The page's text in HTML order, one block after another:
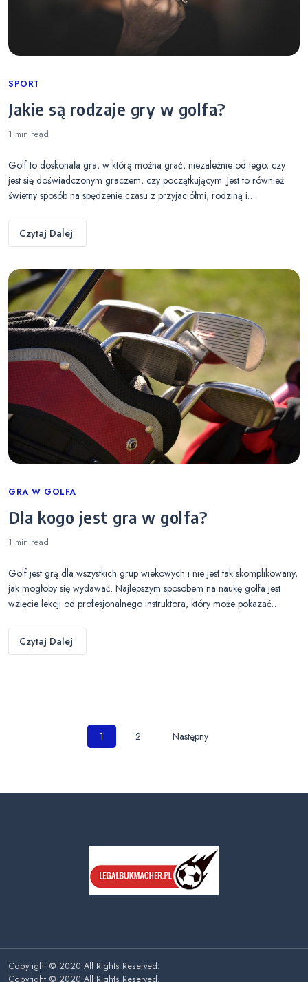
Categories
SPORT
Jakie są rodzaje gry w golfa?
1 min read
Golf to doskonała gra, w którą można grać, niezależnie od tego, czy
jest się doświadczonym graczem, czy początkującym. Jest to również
świetny sposób na spędzenie czasu z przyjaciółmi, rodziną i…
Czytaj Dalej
Categories
GRA W GOLFA
Dla kogo jest gra w golfa?
1 min read
Golf jest grą dla wszystkich grup wiekowych i nie jest tak skomplikowany,
jak mogłoby się wydawać. Najlepszym sposobem na naukę golfa jest
wzięcie lekcji od profesjonalnego instruktora, który może pokazać…
Czytaj Dalej
Nawigacja
1 2 Następny
Copyright © 2020 All Rights Reserved.
Copyright © 2020 All Rights Reserved.